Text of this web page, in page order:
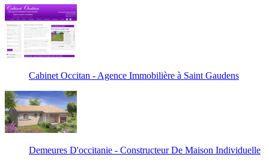
Cabinet Occitan - Agence Immobilière à Saint Gaudens
Demeures D'occitanie - Constructeur De Maison Individuelle